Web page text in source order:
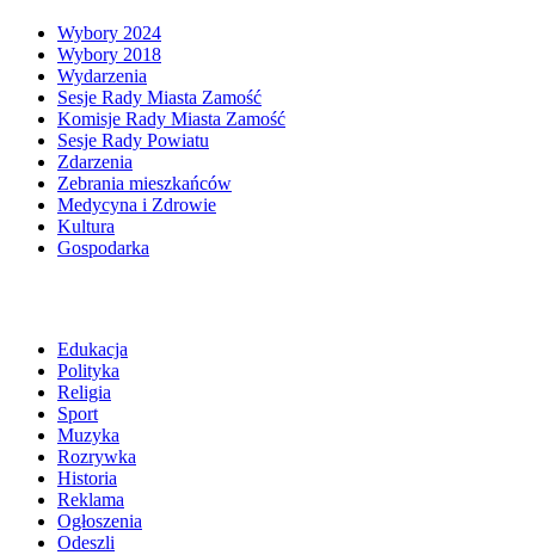
Wybory 2024
Wybory 2018
Wydarzenia
Sesje Rady Miasta Zamość
Komisje Rady Miasta Zamość
Sesje Rady Powiatu
Zdarzenia
Zebrania mieszkańców
Medycyna i Zdrowie
Kultura
Gospodarka
Edukacja
Polityka
Religia
Sport
Muzyka
Rozrywka
Historia
Reklama
Ogłoszenia
Odeszli